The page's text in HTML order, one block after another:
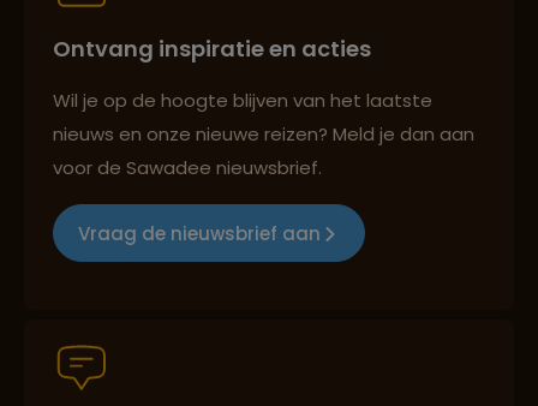
Groepsreizen mét indivuele vrijheid
Ontvang inspiratie en acties
Wil je op de hoogte blijven van het laatste
nieuws en onze nieuwe reizen? Meld je dan aan
voor de Sawadee nieuwsbrief.
Vraag de nieuwsbrief aan